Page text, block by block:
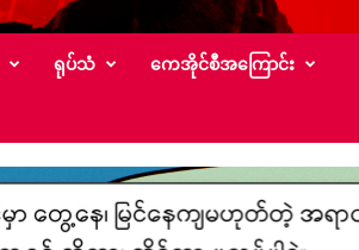
ရုပ်သံ ‌ကေအိုင်စီအ‌ကြောင်း